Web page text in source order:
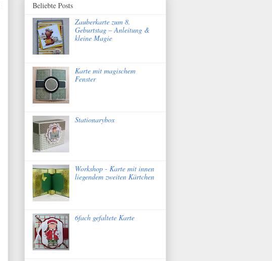
Beliebte Posts
Zauberkarte zum 8.
Geburtstag – Anleitung &
kleine Magie
Karte mit magischem
Fenster
Stationarybox
Workshop - Karte mit innen
liegendem zweiten Kärtchen
6fach gefaltete Karte